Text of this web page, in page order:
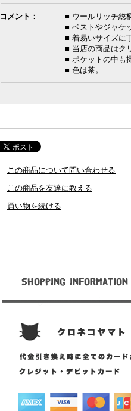
コメント：
■ ウールリッチ総
■ ベストやジャケ
■ 着易いサイズに
■ 当店の商品はク
■ ポケットの中も
■ 色は茶。
この商品について問い合わせる
この商品を友達に教える
買い物を続ける